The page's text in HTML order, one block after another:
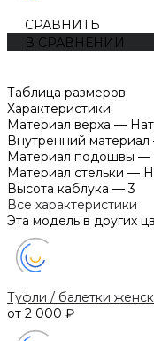
СРАВНИТЬ
В СРАВНЕНИИ
Таблица размеров
Характеристики
Материал верха —
Внутренний материал
Материал подошвы —
Материал стельки —
Высота каблука — 3
Все характеристики
Эта модель в других
Туфли / балетки
от 2 000 ₽